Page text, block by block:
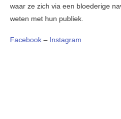
waar ze zich via een bloederige
weten met hun publiek.
Facebook – Instagram